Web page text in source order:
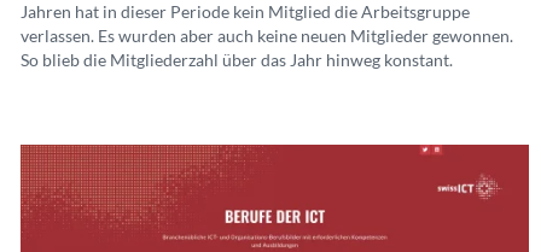
Jahren hat in dieser Periode kein Mitglied die Arbeitsgruppe
verlassen. Es wurden aber auch keine neuen Mitglieder gewonnen.
So blieb die Mitgliederzahl über das Jahr hinweg konstant.